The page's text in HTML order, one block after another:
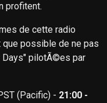
profitent.
de cette radio
possible de ne pas
Days" pilotÃ©es par
(Pacific) - 21:00 -